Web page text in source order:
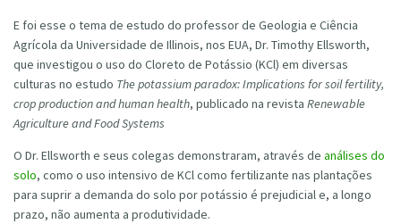
E foi esse o tema de estudo do professor de Geologia e Ciência
Agrícola da Universidade de Illinois, nos EUA, Dr. Timothy Ellsworth,
que investigou o uso do Cloreto de Potássio (KCl) em diversas
culturas no estudo The potassium paradox: Implications for soil fertility,
crop production and human health, publicado na revista Renewable
Agriculture and Food Systems
O Dr. Ellsworth e seus colegas demonstraram, através de análises do
solo, como o uso intensivo de KCl como fertilizante nas plantações
para suprir a demanda do solo por potássio é prejudicial e, a longo
prazo, não aumenta a produtividade.